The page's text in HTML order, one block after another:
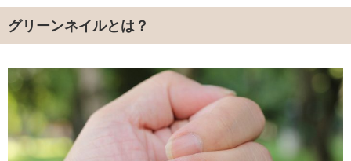
グリーンネイルとは？